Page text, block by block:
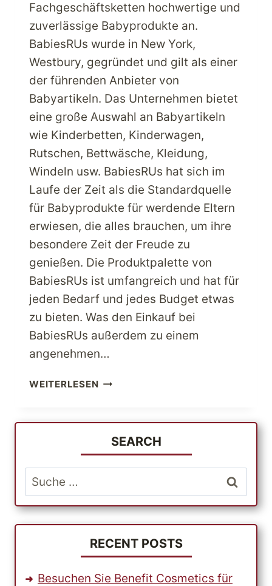
Fachgeschäftsketten hochwertige und
zuverlässige Babyprodukte an.
BabiesRUs wurde in New York,
Westbury, gegründet und gilt als einer
der führenden Anbieter von
Babyartikeln. Das Unternehmen bietet
eine große Auswahl an Babyartikeln
wie Kinderbetten, Kinderwagen,
Rutschen, Bettwäsche, Kleidung,
Windeln usw. BabiesRUs hat sich im
Laufe der Zeit als die Standardquelle
für Babyprodukte für werdende Eltern
erwiesen, die alles brauchen, um ihre
besondere Zeit der Freude zu
genießen. Die Produktpalette von
BabiesRUs ist umfangreich und hat für
jeden Bedarf und jedes Budget etwas
zu bieten. Was den Einkauf bei
BabiesRUs außerdem zu einem
angenehmen…
WEITERLESENVERWÖHNEN
KINDER
MIT
DEN
BESTEN
PRODUKTEN
SEARCH
Suche
nach:
RECENT POSTS
Besuchen Sie Benefit Cosmetics für